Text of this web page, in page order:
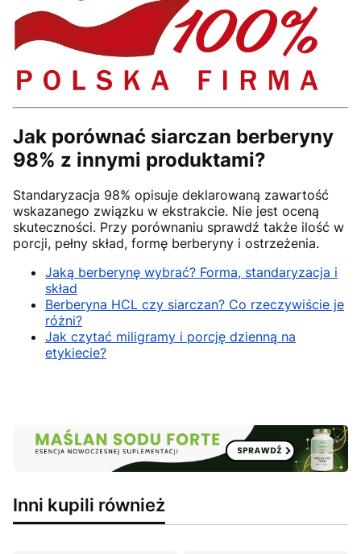
Jak porównać siarczan berberyny
98% z innymi produktami?
Standaryzacja 98% opisuje deklarowaną zawartość
wskazanego związku w ekstrakcie. Nie jest oceną
skuteczności. Przy porównaniu sprawdź także ilość w
porcji, pełny skład, formę berberyny i ostrzeżenia.
Jaką berberynę wybrać? Forma, standaryzacja i
skład
Berberyna HCL czy siarczan? Co rzeczywiście je
różni?
Jak czytać miligramy i porcję dzienną na
etykiecie?
Inni kupili również